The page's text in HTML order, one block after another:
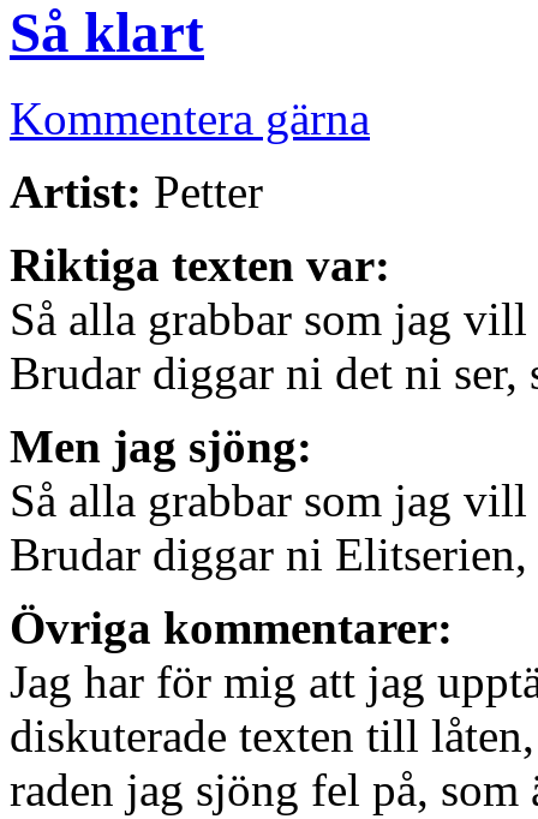
Så klart
Kommentera gärna
Artist: Petter
Riktiga texten var:
Så alla grabbar som jag
Brudar diggar ni det ni ser,
Men jag sjöng:
Så alla grabbar som jag
Brudar diggar ni Elitserien,
Övriga kommentarer:
Jag har för mig att jag
diskuterade texten till
raden jag sjöng fel på,